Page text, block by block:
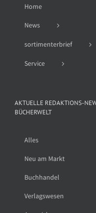
Home
News
sortimenterbrief
Service
AKTUELLE REDAKTIONS-
BÜCHERWELT
Alles
Neu am Markt
Buchhandel
Verlagswesen